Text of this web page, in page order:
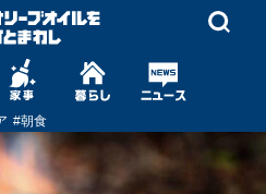
#朝食